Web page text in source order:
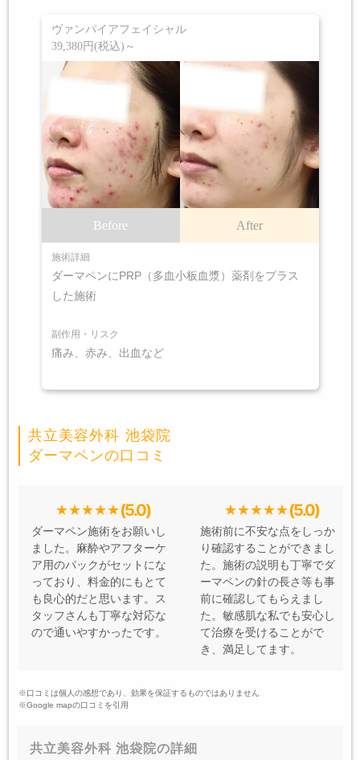
ヴァンパイアフェイシャル
39,380円(税込)～
Before After
施術詳細
ダーマペンにPRP（多血小板血漿）薬剤をプラス
した施術
副作用・リスク
痛み、赤み、出血など
共立美容外科 池袋院
ダーマペンの口コミ
(5.0)
ダーマペン施術をお願いし
ました。麻酔やアフターケ
ア用のパックがセットにな
っており、料金的にもとて
も良心的だと思います。ス
タッフさんも丁寧な対応な
ので通いやすかったです。
(5.0)
施術前に不安な点をしっか
り確認することができまし
た。施術の説明も丁寧でダ
ーマペンの針の長さ等も事
前に確認してもらえまし
た。敏感肌な私でも安心し
て治療を受けることがで
き、満足してます。
※口コミは個人の感想であり、効果を保証するものではありません
※Google mapの口コミを引用
共立美容外科 池袋院の詳細